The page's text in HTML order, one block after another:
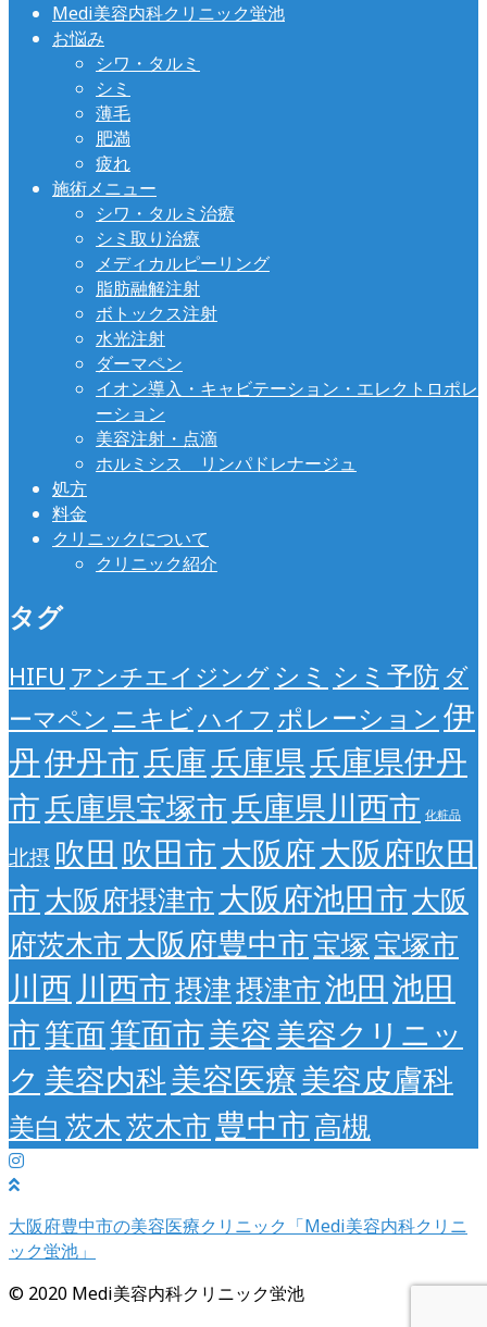
Medi美容内科クリニック蛍池
お悩み
シワ・タルミ
シミ
薄毛
肥満
疲れ
施術メニュー
シワ・タルミ治療
シミ取り治療
メディカルピーリング
脂肪融解注射
ボトックス注射
水光注射
ダーマペン
イオン導入・キャビテーション・エレクトロポレ
ーション
美容注射・点滴
ホルミシス リンパドレナージュ
処方
料金
クリニックについて
クリニック紹介
タグ
HIFU アンチエイジング シミ シミ予防 ダ
ーマペン ニキビハイフ ポレーション 伊
丹伊丹市兵庫兵庫県兵庫県伊丹
市兵庫県宝塚市兵庫県川西市 化粧品
北摂 吹田 吹田市大阪府大阪府吹田
市大阪府摂津市大阪府池田市大阪
府茨木市大阪府豊中市宝塚宝塚市
川西 川西市摂津摂津市池田 池田
市箕面箕面市美容美容クリニッ
ク 美容内科美容医療美容皮膚科
美白 茨木茨木市豊中市高槻
大阪府豊中市の美容医療クリニック「Medi美容内科クリニ
ック蛍池」
© 2020 Medi美容内科クリニック蛍池